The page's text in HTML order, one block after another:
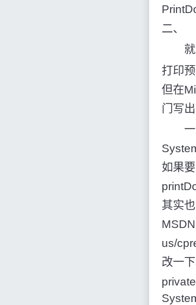
二、
就这
打印
但在
门写
一，
如果
其实
us/
改一